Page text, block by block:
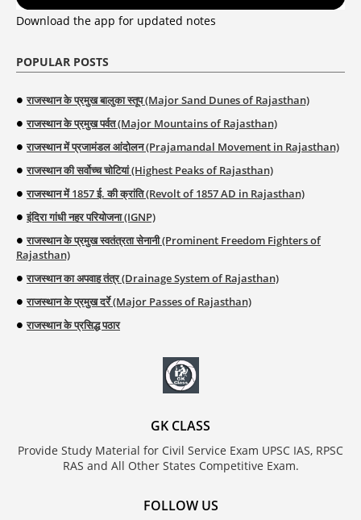
Download the app for updated notes
POPULAR POSTS
राजस्थान के प्रमुख बालुका स्तूप (Major Sand Dunes of Rajasthan)
राजस्थान के प्रमुख पर्वत (Major Mountains of Rajasthan)
राजस्थान में प्रजामंडल आंदोलन (Prajamandal Movement in Rajasthan)
राजस्थान की सर्वोच्च चोटियां (Highest Peaks of Rajasthan)
राजस्थान में 1857 ई. की क्रांति (Revolt of 1857 AD in Rajasthan)
इंदिरा गांधी नहर परियोजना (IGNP)
राजस्थान के प्रमुख स्वतंत्रता सेनानी (Prominent Freedom Fighters of
Rajasthan)
राजस्थान का अपवाह तंत्र (Drainage System of Rajasthan)
राजस्थान के प्रमुख दर्रे (Major Passes of Rajasthan)
राजस्थान के प्रसिद्ध पठार
GK CLASS
Provide Study Material for Civil Service Exam UPSC IAS, RPSC
RAS and All Other States Competitive Exam.
FOLLOW US